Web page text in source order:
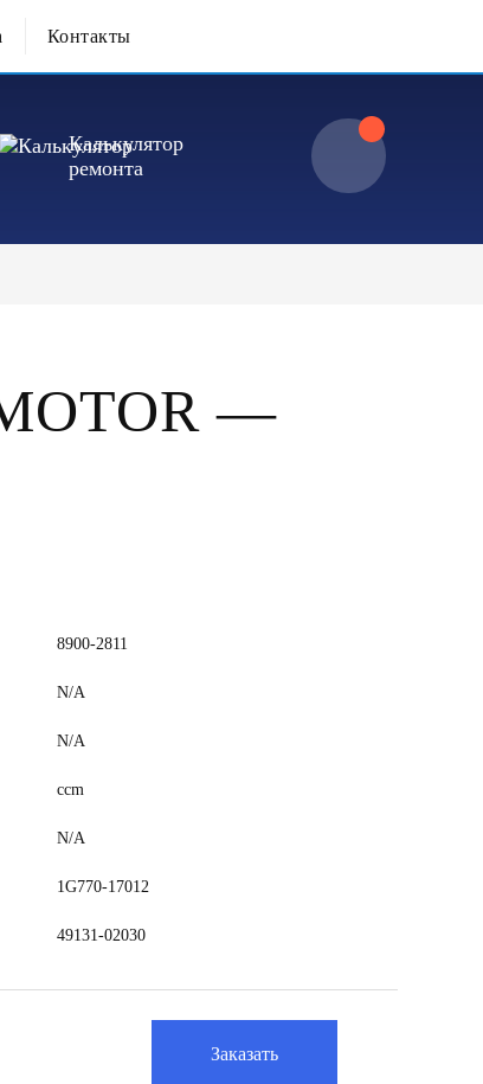
Контакты
Калькулятор
ремонта
—
8900-2811
N/A
N/A
ccm
N/A
1G770-17012
49131-02030
Заказать